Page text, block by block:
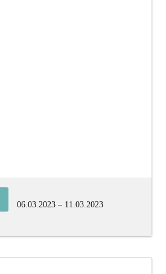
06.03.2023 – 11.03.2023